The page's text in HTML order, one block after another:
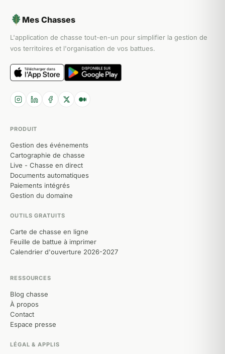
Mes Chasses
L'application de chasse tout-en-un pour simplifier la gestion de
vos territoires et l'organisation de vos battues.
PRODUIT
Gestion des événements
Cartographie de chasse
Live - Chasse en direct
Documents automatiques
Paiements intégrés
Gestion du domaine
OUTILS GRATUITS
Carte de chasse en ligne
Feuille de battue à imprimer
Calendrier d'ouverture 2026-2027
RESSOURCES
Blog chasse
À propos
Contact
Espace presse
LÉGAL & APPLIS